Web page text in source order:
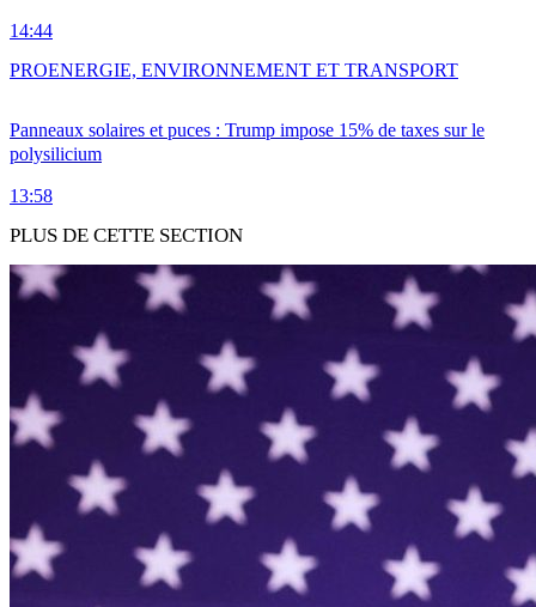
14:44
Panneaux solaires et puces : Trump impose 15% de taxes sur le
polysilicium
13:58
PROENERGIE, ENVIRONNEMENT ET TRANSPORT
PLUS DE CETTE SECTION